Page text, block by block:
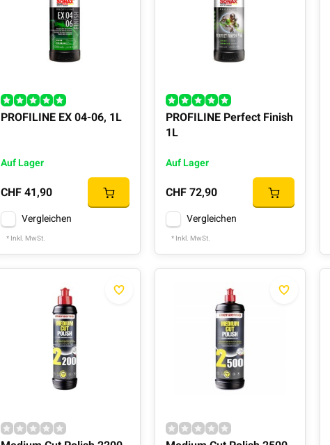
PROFILINE EX 04-06, 1L
Auf Lager
CHF 41,90
Vergleichen
* Inkl. MwSt.
PROFILINE Perfect Finish
1L
Auf Lager
CHF 72,90
Vergleichen
* Inkl. MwSt.